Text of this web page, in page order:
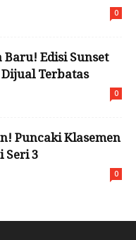
0
Baru! Edisi Sunset
Terbatas
0
Puncaki Klasemen
Seri 3
0